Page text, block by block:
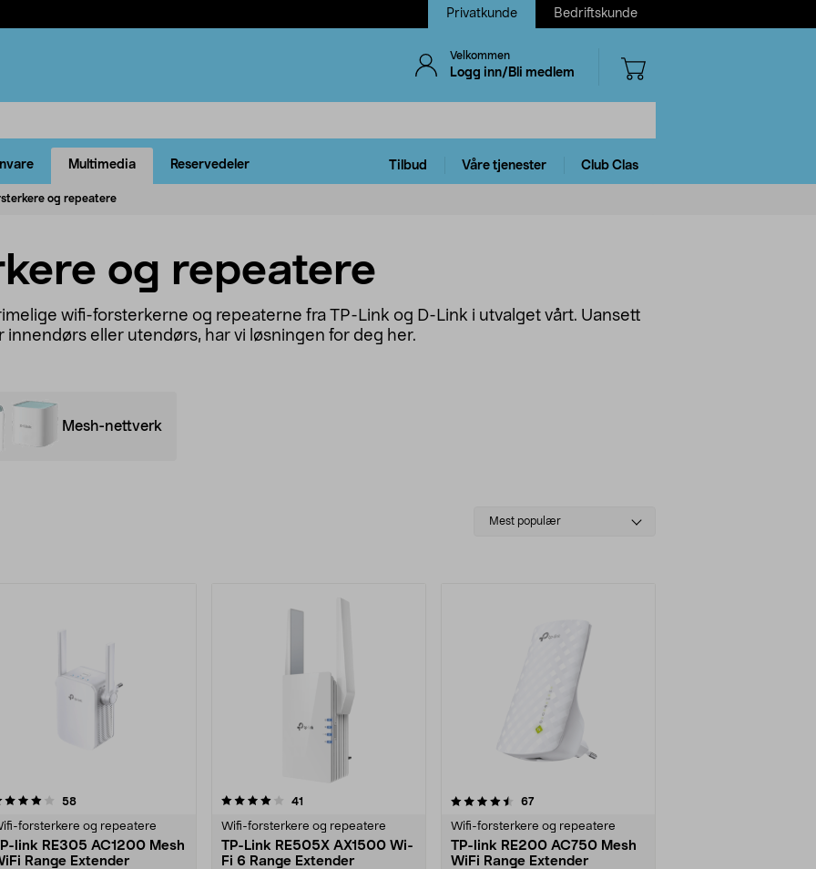
Privatkunde Bedriftskunde
Velkommen
Logg inn/Bli medlem
Multimedia Reservedeler Tilbud Våre tjenester Club Clas
og repeatere
og repeatere
wifi-forsterkerne og repeaterne fra TP-Link og D-Link i utvalget vårt. Uansett
eller utendørs, har vi løsningen for deg her.
Mesh-nettverk
Select
Mest populær
58anmeldelser
forsterkere og repeatere
link RE305 AC1200 Mesh
Range Extender
4.0 av 5 stjerner 41
Wifi-forsterkere og repeatere
TP-Link RE505X AX1500 Wi-
Fi 6 Range Extender
4.5 av 5 stjerner 67anmeldelser
Wifi-forsterkere og repeatere
TP-link RE200 AC750 Mesh
WiFi Range Extender